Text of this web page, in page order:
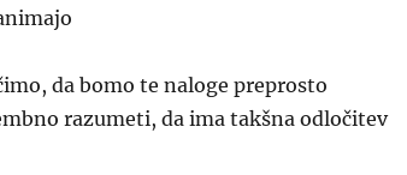
da bomo te naloge preprosto
razumeti, da ima takšna odločitev